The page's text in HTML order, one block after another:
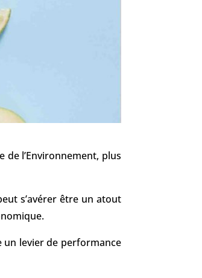
de l’Environnement, plus
s’avérer être un atout
un levier de performance